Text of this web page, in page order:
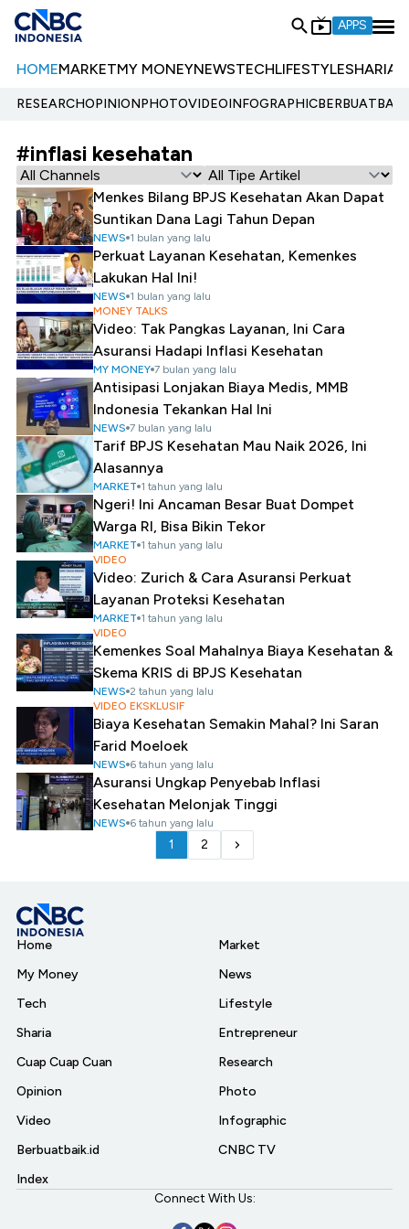
APPS
HOMEMARKETMY MONEYNEWSTECHLIFESTYLESHARIA
RESEARCHOPINIONPHOTOVIDEOINFOGRAPHIC
#inflasi kesehatan
Menkes Bilang BPJS Kesehatan Akan Dapat
Suntikan Dana Lagi Tahun Depan
NEWS 1 bulan yang lalu
Perkuat Layanan Kesehatan, Kemenkes
Lakukan Hal Ini!
NEWS 1 bulan yang lalu
MONEY TALKS
Video: Tak Pangkas Layanan, Ini Cara
Asuransi Hadapi Inflasi Kesehatan
MY MONEY 7 bulan yang lalu
Antisipasi Lonjakan Biaya Medis, MMB
Indonesia Tekankan Hal Ini
NEWS 7 bulan yang lalu
Tarif BPJS Kesehatan Mau Naik 2026, Ini
Alasannya
MARKET 1 tahun yang lalu
Ngeri! Ini Ancaman Besar Buat Dompet
Warga RI, Bisa Bikin Tekor
MARKET 1 tahun yang lalu
VIDEO
Video: Zurich & Cara Asuransi Perkuat
Layanan Proteksi Kesehatan
MARKET 1 tahun yang lalu
VIDEO
Kemenkes Soal Mahalnya Biaya Kesehatan &
Skema KRIS di BPJS Kesehatan
NEWS 2 tahun yang lalu
VIDEO EKSKLUSIF
Biaya Kesehatan Semakin Mahal? Ini Saran
Farid Moeloek
NEWS 6 tahun yang lalu
Asuransi Ungkap Penyebab Inflasi
Kesehatan Melonjak Tinggi
NEWS 6 tahun yang lalu
1 2
Home
My Money
Tech
Sharia
Cuap Cuap Cuan
Opinion
Video
Berbuatbaik.id
Index
Market
News
Lifestyle
Entrepreneur
Research
Photo
Infographic
CNBC TV
Connect With Us: